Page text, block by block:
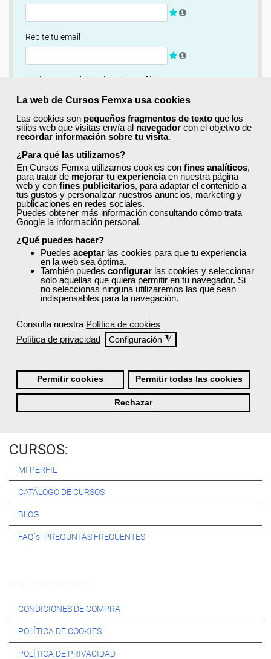
La web de Cursos Femxa usa cookies
Las cookies son pequeños fragmentos de texto que los
sitios web que visitas envía al navegador con el objetivo de
recordar información sobre tu visita.
¿Para qué las utilizamos?
En Cursos Femxa utilizamos cookies con fines analíticos,
para tratar de mejorar tu experienciaen nuestra página
web y con fines publicitarios, para adaptar el contenido a
tus gustos y personalizar nuestros anuncios, marketing y
publicaciones en redes sociales.
Puedes obtener más información consultando cómo trata
Google la información personal.
¿Qué puedes hacer?
Puedes aceptar las cookies para que tu experiencia
en la web sea óptima.
También puedes configurar las cookies y seleccionar
solo aquellas que quiera permitir en tu navegador. Si
no seleccionas ninguna utilizaremos las que sean
indispensables para la navegación.
Consulta nuestra Política de cookies
Política de privacidad
Configuración ◮
Permitir cookies Permitir todas las cookies
Rechazar
Repite tu email
¿Quieres completar ahora tu perfil?
Si
No, completaré mi perfil más adelante
Newsletter
Si, quiero recibir información sobre cursos, ofertas
exclusivas y recursos para el aprendizaje.
Términos y condiciones
He leído y acepto la Política de Privacidad
Registrarse
Quiénes Somos:
Especialistas en consultoría y formación para el empleo
Nuestro objetivo diario es, única y exclusivamente, ayudarte a
conseguir tus metas profesionales ofreciéndote los mejores
CURSOS:
MI PERFIL
CATÁLOGO DE CURSOS
BLOG
FAQ´s -PREGUNTAS FRECUENTES
CONDICIONES DE COMPRA
POLÍTICA DE COOKIES
POLÍTICA DE PRIVACIDAD